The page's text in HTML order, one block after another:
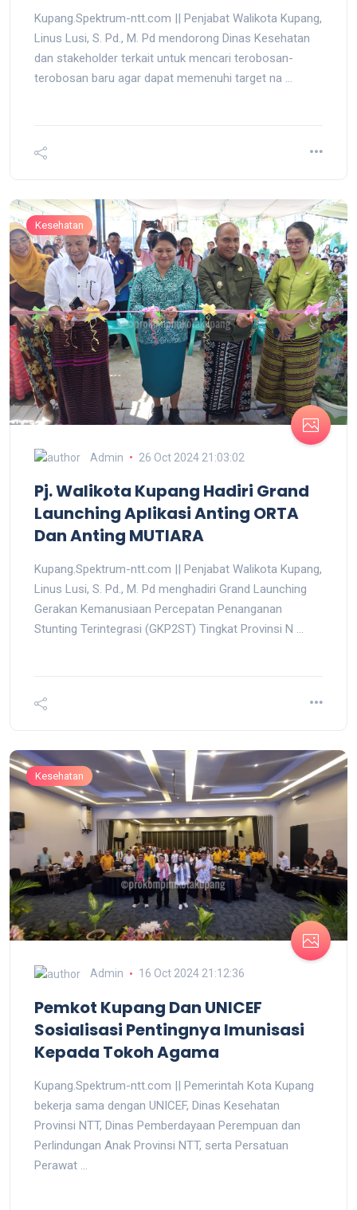
Kupang.Spektrum-ntt.com || Penjabat Walikota Kupang,
Linus Lusi, S. Pd., M. Pd mendorong Dinas Kesehatan
dan stakeholder terkait untuk mencari terobosan-
terobosan baru agar dapat memenuhi target na ...
Kesehatan
Admin 26 Oct 2024 21:03:02
Pj. Walikota Kupang Hadiri Grand
Launching Aplikasi Anting ORTA
Dan Anting MUTIARA
Kupang.Spektrum-ntt.com || Penjabat Walikota Kupang,
Linus Lusi, S. Pd., M. Pd menghadiri Grand Launching
Gerakan Kemanusiaan Percepatan Penanganan
Stunting Terintegrasi (GKP2ST) Tingkat Provinsi N ...
Kesehatan
Admin 16 Oct 2024 21:12:36
Pemkot Kupang Dan UNICEF
Sosialisasi Pentingnya Imunisasi
Kepada Tokoh Agama
Kupang.Spektrum-ntt.com || Pemerintah Kota Kupang
bekerja sama dengan UNICEF, Dinas Kesehatan
Provinsi NTT, Dinas Pemberdayaan Perempuan dan
Perlindungan Anak Provinsi NTT, serta Persatuan
Perawat ...